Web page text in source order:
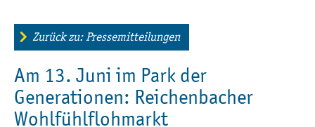
Zurück zu: Pressemitteilungen
Am 13. Juni im Park der
Generationen: Reichenbacher
Wohlfühlflohmarkt